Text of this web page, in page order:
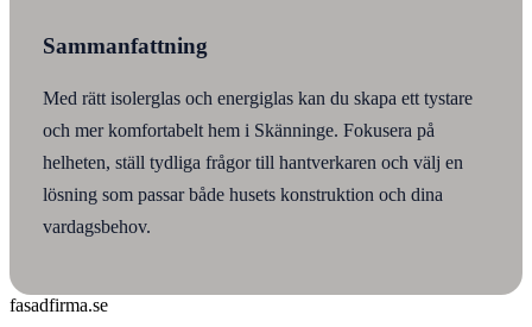
Sammanfattning
Med rätt isolerglas och energiglas kan du skapa ett tystare
och mer komfortabelt hem i Skänninge. Fokusera på
helheten, ställ tydliga frågor till hantverkaren och välj en
lösning som passar både husets konstruktion och dina
vardagsbehov.
fasadfirma.se